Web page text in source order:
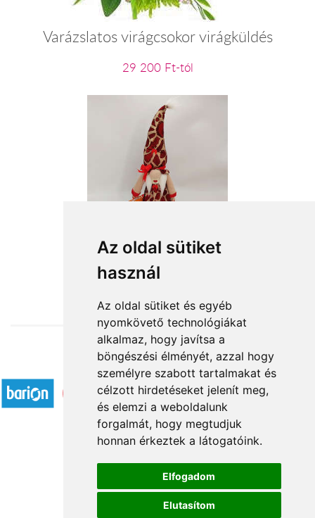
Az oldal sütiket
használ
Az oldal sütiket és egyéb
nyomkövető technológiákat
alkalmaz, hogy javítsa a
böngészési élményét, azzal hogy
személyre szabott tartalmakat és
célzott hirdetéseket jelenít meg,
és elemzi a weboldalunk
forgalmát, hogy megtudjuk
honnan érkeztek a látogatóink.
Elfogadom
Elutasítom
Varázslatos virágcsokor virágküldés
29 200 Ft-tól
Piros manólány
12 640 Ft-tól
Elfogadott fizetési módok
Á.SZ.F.
Impresszum
Adatkezelési tájékoztató